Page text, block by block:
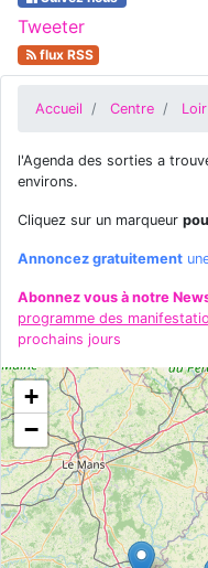
Tweeter
flux RSS
Accueil Centre
l'Agenda des sorties a
environs.
Cliquez sur un marqueur
Annoncez gratuitement
Abonnez vous à notre
programme des
prochains jours
+
−